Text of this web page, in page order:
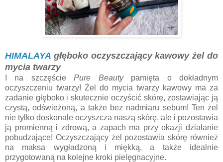
HIMALAYA głęboko oczyszczający kawowy żel do
mycia twarzy
I na szczęściePure Beautypamięta o dokładnym
oczyszczeniu twarzy! Żel do mycia twarzy kawowy ma za
zadanie głęboko i skutecznie oczyścić skórę, zostawiając ją
czystą, odświeżoną, a także bez nadmiaru sebum! Ten żel
nie tylko doskonale oczyszcza naszą skórę, ale i pozostawia
ją promienną i zdrową, a zapach ma przy okazji działanie
pobudzające! Oczyszczający żel pozostawia skórę również
na maksa wygładzoną i miękką, a także idealnie
przygotowaną na kolejne kroki pielęgnacyjne.